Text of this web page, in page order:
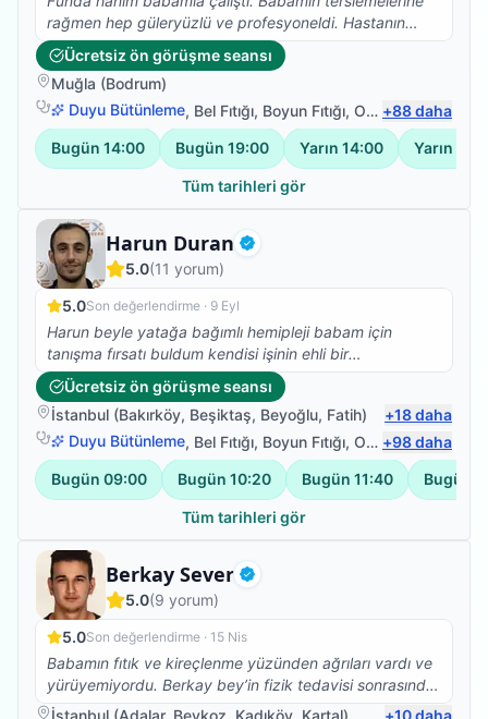
rağmen hep güleryüzlü ve profesyoneldi. Hastanın
durumuna göre etkili hareketler belirleyerek çalıştılar.
Uzmanlığını hep hissettirdi. Hata ilk tedavi sonrası
belirgin değişimi gözlemledik Kendisi ile tanıştığıma çok
memnunum. Bence sağlık için ihityaç duyduğunuzda
gözünüz kapalı seçebileceğiniz bir isim... Teşekkürler
Funda Hanım
Ücretsiz ön görüşme seansı
Muğla (Bodrum)
Duyu Bütünleme, Bel Fıtığı, Boyun Fıtığı, Omuz Bağ Yaralanması +88daha
Bugün 14:00 Bugün 19:00 Yarın 14:00 Yarın
Tüm tarihleri gör
Harun Duran Doğrulanmış
Fizyoterapist
5.0(11 yorum)
5.0Son değerlendirme · 9 Eyl
Harun beyle yatağa bağımlı hemipleji babam için
tanışma fırsatı buldum kendisi işinin ehli bir
fizyoterapist herkese tavsiye ederim.
Ücretsiz ön görüşme seansı
İstanbul (Bakırköy, Beşiktaş, Beyoğlu, Fatih) +18daha
Duyu Bütünleme, Bel Fıtığı, Boyun Fıtığı, Omuz Bağ Yaralanması +98daha
Bugün 09:00 Bugün 10:20 Bugün 11:40 Bugün
Tüm tarihleri gör
Berkay Sever Doğrulanmış
Fizyoterapist
5.0(9 yorum)
5.0Son değerlendirme · 15 Nis
Babamın fıtık ve kireçlenme yüzünden ağrıları vardı ve
yürüyemiyordu. Berkay bey’in fizik tedavisi sonrasında
yürümeye başladı ve ağrıları da geçti. Kendisine çok